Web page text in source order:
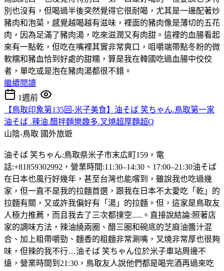
別也沒有，但喝過半後突然覺得它很耐喝，尤其是一邊配著炒
豬肉和泡菜，感覺越喝越有滋味，裡面的豬肉像是薄切的五花
肉，因為足滿了豬肉湯，吃來滋潤又有肉甜。這裡的血腸看起
來有一點乾，但吃在嘴裡其實非常爽口，咀嚼端帶點冬粉的微
軟糯和豬血恰到好處的甜糯，算是我在韓國吃過血腸中佼佼
者，單吃或是泡在豬肉湯都很不錯。
繼續閱讀
1週前
【鳥取印象第135回-米子美食】油そば 笑ちゃん.鳥取第一家
油そば .辣油.醋拌麵樂趣多.叉燒超厚麵超Q
山陰-鳥取 國外旅遊
油そば 笑ちゃん:鳥取県米子市末広町159，電
話:+81859302992，營業時間:11:30–14:30、17:00–21:30油そば
在日本也風行好幾年，甚至台灣也能嚐到，雖說我也吃過幾
家，但一直不是我的拉麵首選，跟我在日本不太愛吃「乾」的
拉麵有關，又或許我偏好有「湯」的拉麵。但，這家是鳥取友
人極力推薦，而且我去了三次都撲空.....。直接說結論:照著店
家的調味方法，辣油繞兩圈、醋三圈和碗底的芝麻油醬汁混
合、加上粗帶嚼勁、麵香的粗麵非常涮嘴，叉燒非常厚也很夠
味，但辣的我不行…油そば 笑ちゃん位於米子車站周邊不
遠，營業時間到21:30，鳥取友人說他們都是喝完酒再過來吃